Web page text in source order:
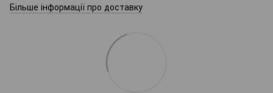
Більше інформації про доставку